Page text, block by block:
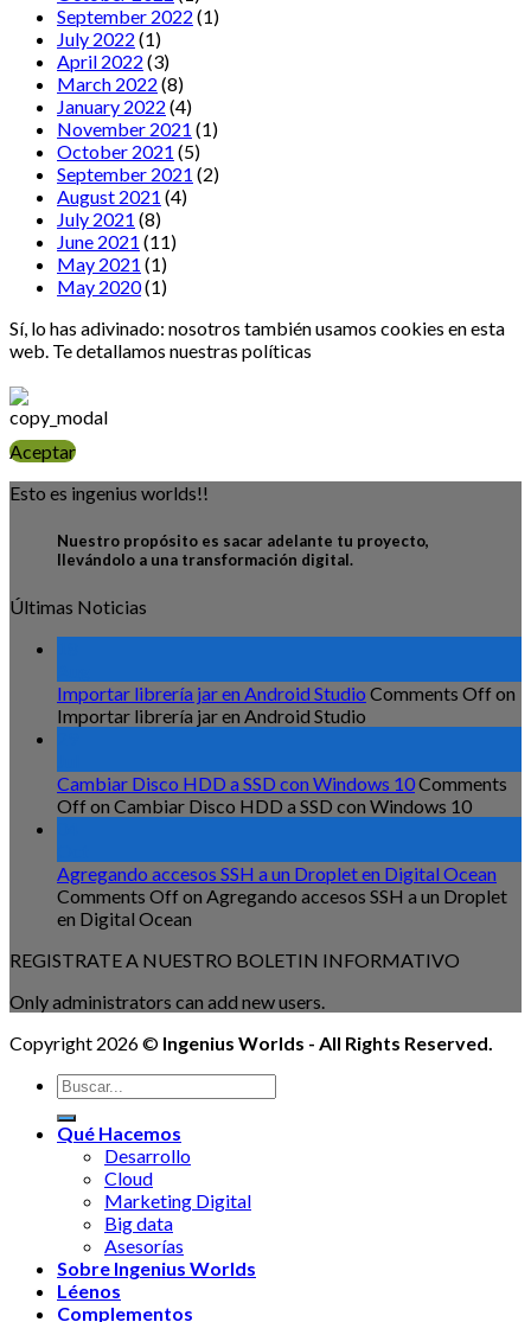
September 2022 (1)
July 2022 (1)
April 2022 (3)
March 2022 (8)
January 2022 (4)
November 2021 (1)
October 2021 (5)
September 2021 (2)
August 2021 (4)
July 2021 (8)
June 2021 (11)
May 2021 (1)
May 2020(1)
Sí, lo has adivinado: nosotros también usamos cookies en esta
web. Te detallamos nuestras políticas
Aceptar
Esto es ingenius worlds!!
Nuestro propósito es sacar adelante tu proyecto,
llevándolo a una transformación digital.
Últimas Noticias
Importar librería jar en Android Studio Comments Off on
Importar librería jar en Android Studio
Cambiar Disco HDD a SSD con Windows 10Comments
Off on Cambiar Disco HDD a SSD con Windows 10
Agregando accesos SSH a un Droplet en Digital Ocean
Comments Off on Agregando accesos SSH a un Droplet
en Digital Ocean
REGISTRATE A NUESTRO BOLETIN INFORMATIVO
Only administrators can add new users.
Copyright 2026 © Ingenius Worlds - All Rights Reserved.
Qué Hacemos
Desarrollo
Cloud
Marketing Digital
Big data
Asesorías
Sobre Ingenius Worlds
Léenos
Complementos